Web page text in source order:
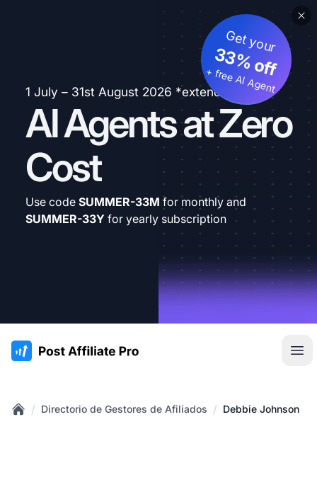
1 July – 31st August 2026 *extended
AI Agents at Zero
Cost
Get your
33% off
+ free AI Agent
Use code SUMMER-33M for monthly and
SUMMER-33Y for yearly subscription
:site.title
/ Directorio de Gestores de Afiliados / Debbie Johnson